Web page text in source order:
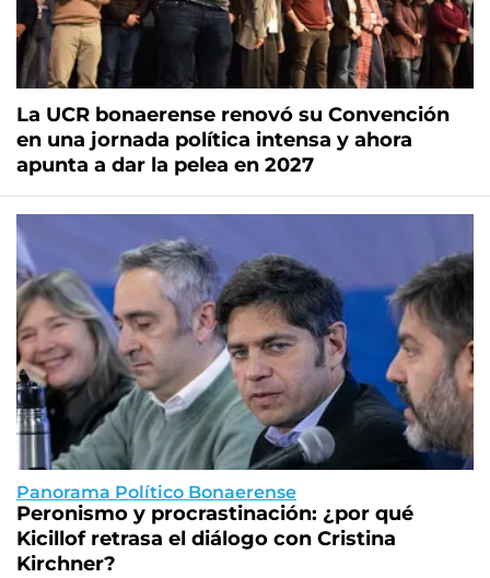
La UCR bonaerense renovó su Convención
en una jornada política intensa y ahora
apunta a dar la pelea en 2027
Panorama Político Bonaerense
Peronismo y procrastinación: ¿por qué
Kicillof retrasa el diálogo con Cristina
Kirchner?